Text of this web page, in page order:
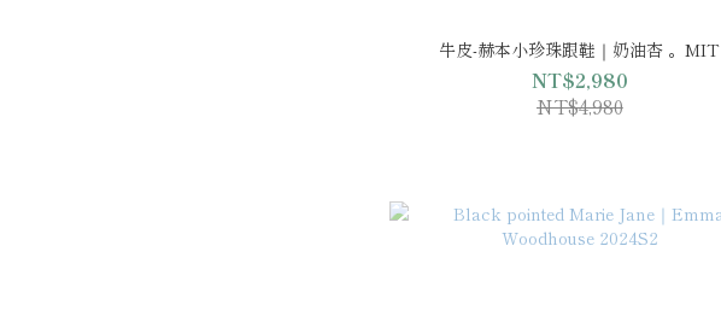
牛皮-赫本小珍珠跟鞋｜奶油杏 。MIT
NT$2,980
NT$4,980